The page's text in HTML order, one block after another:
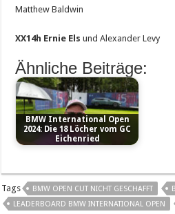
Matthew Baldwin
XX14h Ernie Els und Alexander Levy
Ähnliche Beiträge:
BMW International Open
2024: Die 18 Löcher vom GC
Eichenried
Tags BMW OPEN CUT NICHT GESCHAFFT
LEADERBOARD BMW INTERNATIONAL OPEN